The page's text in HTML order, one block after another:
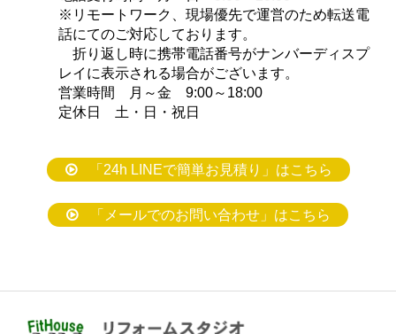
※リモートワーク、現場優先で運営のため転送電
話にてのご対応しております。
折り返し時に携帯電話番号がナンバーディスプ
レイに表示される場合がございます。
営業時間 月～金 9:00～18:00
定休日 土・日・祝日
「24h LINEで簡単お見積り」はこちら
「メールでのお問い合わせ」はこちら